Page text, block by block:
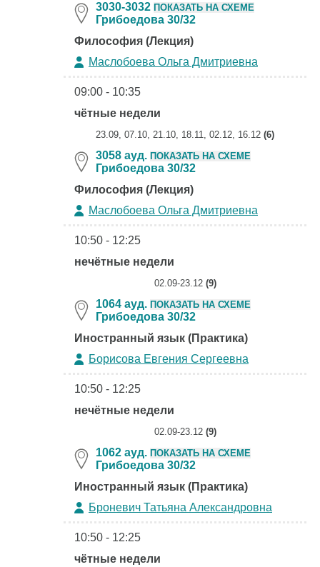
3030-3032 ПОКАЗАТЬ НА СХЕМЕ
Грибоедова 30/32
Философия (Лекция)
Маслобоева Ольга Дмитриевна
09:00 - 10:35
чётные недели
23.09, 07.10, 21.10, 18.11, 02.12, 16.12 (6)
3058 ауд. ПОКАЗАТЬ НА СХЕМЕ
Грибоедова 30/32
Философия (Лекция)
Маслобоева Ольга Дмитриевна
10:50 - 12:25
нечётные недели
02.09-23.12 (9)
1064 ауд. ПОКАЗАТЬ НА СХЕМЕ
Грибоедова 30/32
Иностранный язык (Практика)
Борисова Евгения Сергеевна
10:50 - 12:25
нечётные недели
02.09-23.12 (9)
1062 ауд. ПОКАЗАТЬ НА СХЕМЕ
Грибоедова 30/32
Иностранный язык (Практика)
Броневич Татьяна Александровна
10:50 - 12:25
чётные недели